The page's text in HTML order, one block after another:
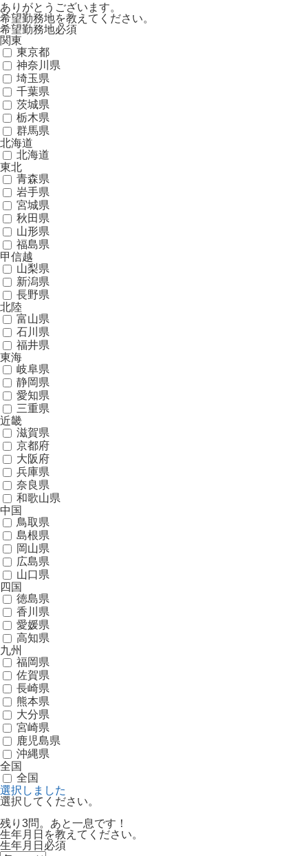
ありがとうございます。
希望勤務地を教えてください。
希望勤務地必須
関東
東京都
神奈川県
埼玉県
千葉県
茨城県
栃木県
群馬県
北海道
北海道
東北
青森県
岩手県
宮城県
秋田県
山形県
福島県
甲信越
山梨県
新潟県
長野県
北陸
富山県
石川県
福井県
東海
岐阜県
静岡県
愛知県
三重県
近畿
滋賀県
京都府
大阪府
兵庫県
奈良県
和歌山県
中国
鳥取県
島根県
岡山県
広島県
山口県
四国
徳島県
香川県
愛媛県
高知県
九州
福岡県
佐賀県
長崎県
熊本県
大分県
宮崎県
鹿児島県
沖縄県
全国
全国
選択しました
選択してください。
残り3問。あと一息です！
生年月日を教えてください。
生年月日 必須